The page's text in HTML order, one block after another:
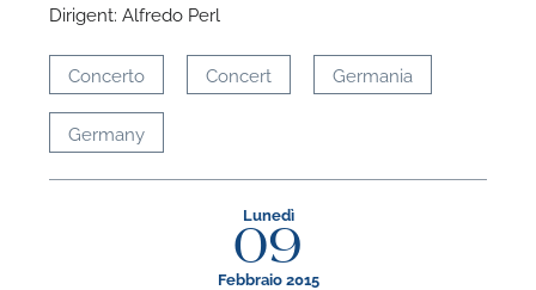
Dirigent: Alfredo Perl
Concerto Concert Germania
Germany
Lunedì
09
Febbraio 2015